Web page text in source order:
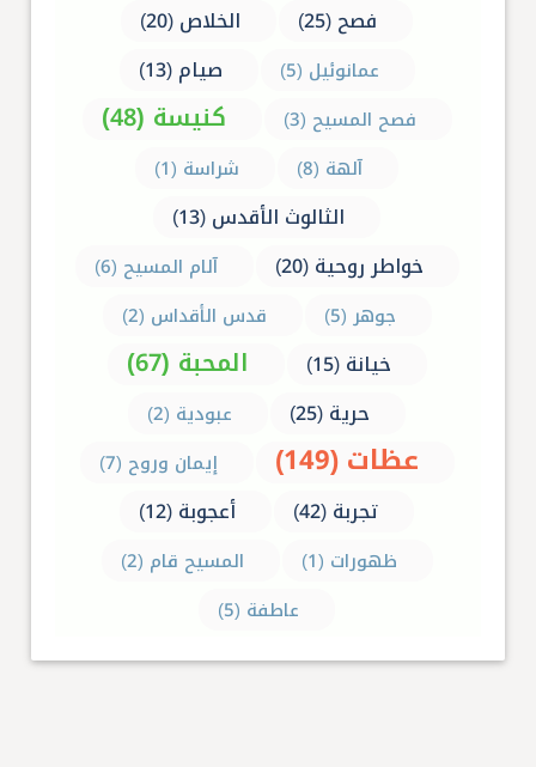
فصح (25) الخلاص (20)
عمانوئيل (5) صيام (13)
فصح المسيح (3) كنيسة (48)
آلهة (8) شراسة (1)
الثالوث الأقدس (13)
خواطر روحية (20)
آلام المسيح (6)
جوهر (5)
قدس الأقداس (2)
خيانة (15) المحبة (67)
حرية (25) عبودية (2)
عظات (149) إيمان وروح (7)
تجربة (42) أعجوبة (12)
ظهورات (1)
المسيح قام (2)
عاطفة (5)